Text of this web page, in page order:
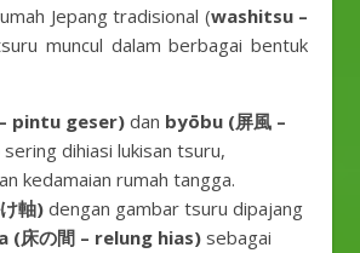
Jepang tradisional (washitsu –
muncul dalam berbagai bentuk
pintu geser) dan byōbu (屏風 –
sering dihiasi lukisan tsuru,
kedamaian rumah tangga.
軸) dengan gambar tsuru dipajang
(床の間 – relung hias) sebagai